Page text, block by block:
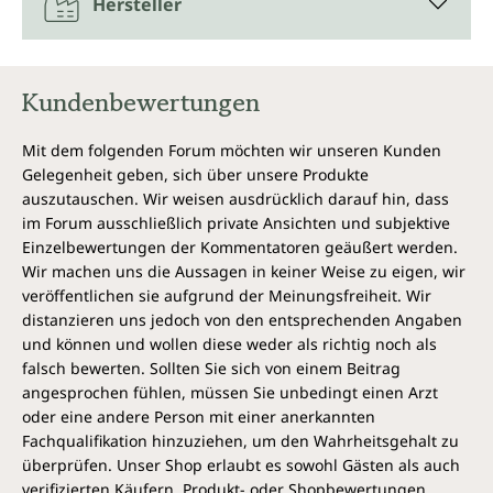
Energie
Die B-Vitamine B1, B2, B3, B5, B6, B7, B9 und B12
unterstützen den Energiestoffwechsel, die normale
Funktion des Nervensystems und die normale
psychische Funktion. Vitamin C, D und K2 tragen zur
normalen Funktion verschiedener Körperprozesse
bei. Zusammen bilden diese Mikronährstoffe eine
sorgfältig abgestimmte Basis für die alltägliche
Versorgung, damit man konzentriert, ausgeglichen
und leistungsfähig bleibt.
Die sanfte Unterstützung aus der
Natur: Reishi & Grüntee
Reishi und Grüntee bilden die Highlights des
pflanzlichen Anteils im Komplex und liefern wertvolle
Kundenbewertungen
Mit dem folgenden Forum möchten wir unseren Kunden
Gelegenheit geben, sich über unsere Produkte
auszutauschen. Wir weisen ausdrücklich darauf hin, dass
im Forum ausschließlich private Ansichten und subjektive
Einzelbewertungen der Kommentatoren geäußert werden.
Wir machen uns die Aussagen in keiner Weise zu eigen, wir
veröffentlichen sie aufgrund der Meinungsfreiheit. Wir
distanzieren uns jedoch von den entsprechenden Angaben
und können und wollen diese weder als richtig noch als
falsch bewerten. Sollten Sie sich von einem Beitrag
angesprochen fühlen, müssen Sie unbedingt einen Arzt
oder eine andere Person mit einer anerkannten
Fachqualifikation hinzuziehen, um den Wahrheitsgehalt zu
überprüfen. Unser Shop erlaubt es sowohl Gästen als auch